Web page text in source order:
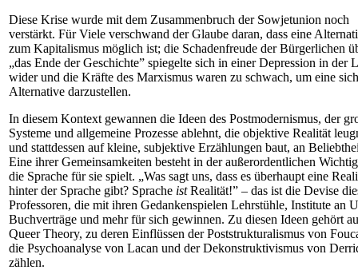
Diese Krise wurde mit dem Zusammenbruch der Sowjetunion noch
verstärkt. Für Viele verschwand der Glaube daran, dass eine
zum Kapitalismus möglich ist; die Schadenfreude der Bürgerlichen
„das Ende der Geschichte” spiegelte sich in einer Depression in der
wider und die Kräfte des Marxismus waren zu schwach, um eine
Alternative darzustellen.
In diesem Kontext gewannen die Ideen des Postmodernismus, der
Systeme und allgemeine Prozesse ablehnt, die objektive Realität
und stattdessen auf kleine, subjektive Erzählungen baut, an
Eine ihrer Gemeinsamkeiten besteht in der außerordentlichen
die Sprache für sie spielt. „Was sagt uns, dass es überhaupt eine
hinter der Sprache gibt? Sprache istRealität!” – das ist die Devise
Professoren, die mit ihren Gedankenspielen Lehrstühle, Institute an
Buchverträge und mehr für sich gewinnen. Zu diesen Ideen gehört
Queer Theory, zu deren Einflüssen der Poststrukturalismus von
die Psychoanalyse von Lacan und der Dekonstruktivismus von
zählen.